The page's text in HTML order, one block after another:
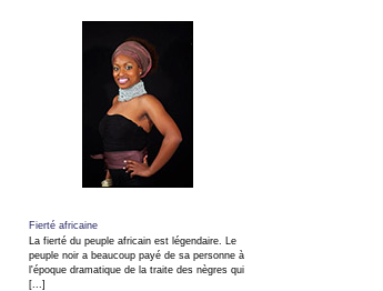
Fierté africaine
La fierté du peuple africain est légendaire. Le
peuple noir a beaucoup payé de sa personne à
l'époque dramatique de la traite des nègres qui
[...]